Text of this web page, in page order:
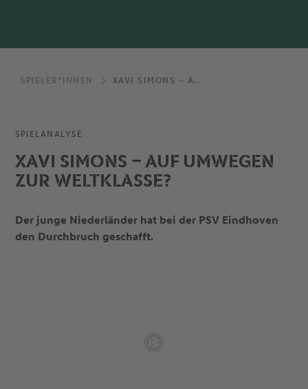
SPIELER*INNEN XAVI SIMONS – AUF UMWEGEN ZUR WELTKLASSE?
SPIELANALYSE
XAVI SIMONS – AUF UMWEGEN
ZUR WELTKLASSE?
Der junge Niederländer hat bei der PSV Eindhoven
den Durchbruch geschafft.